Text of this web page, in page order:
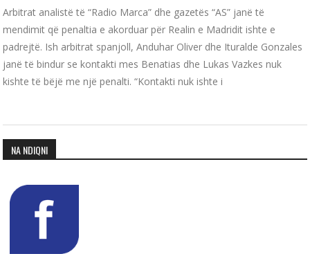
Arbitrat analistë të “Radio Marca” dhe gazetës “AS” janë të
mendimit që penaltia e akorduar për Realin e Madridit ishte e
padrejtë. Ish arbitrat spanjoll, Anduhar Oliver dhe Ituralde Gonzales
janë të bindur se kontakti mes Benatias dhe Lukas Vazkes nuk
kishte të bëjë me një penalti. “Kontakti nuk ishte i
NA NDIQNI